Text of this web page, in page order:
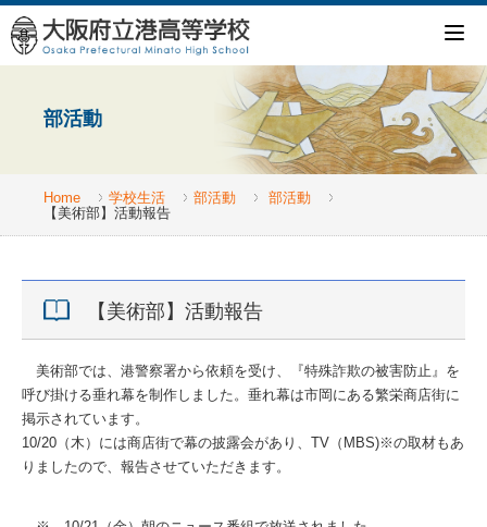
部活動
Home 学校生活 部活動
部活動
【美術部】活動報告
【美術部】活動報告
美術部では、港警察署から依頼を受け、『特殊詐欺の被害防止』を
呼び掛ける垂れ幕を制作しました。垂れ幕は市岡にある繁栄商店街に
掲示されています。
10/20（木）には商店街で幕の披露会があり、TV（MBS)※の取材もあ
りましたので、報告させていただきます。